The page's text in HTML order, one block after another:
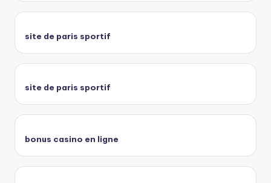
site de paris sportif
site de paris sportif
bonus casino en ligne